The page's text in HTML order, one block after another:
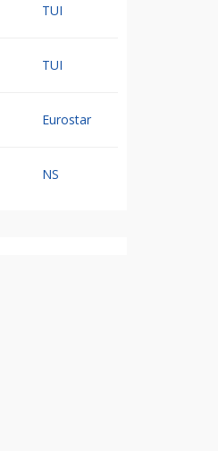
TUI
TUI
Eurostar
NS